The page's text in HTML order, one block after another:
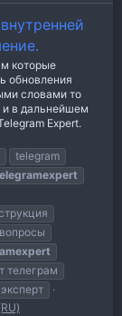
которые
обновления
словами то
и в дальнейшем
Expert.
telegram
телеграм